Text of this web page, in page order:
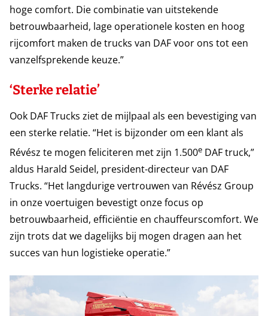
hoge comfort. Die combinatie van uitstekende
betrouwbaarheid, lage operationele kosten en hoog
rijcomfort maken de trucks van DAF voor ons tot een
vanzelfsprekende keuze.”
‘Sterke relatie’
Ook DAF Trucks ziet de mijlpaal als een bevestiging van
een sterke relatie. “Het is bijzonder om een klant als
Révész te mogen feliciteren met zijn 1.500e DAF truck,”
aldus Harald Seidel, president-directeur van DAF
Trucks. “Het langdurige vertrouwen van Révész Group
in onze voertuigen bevestigt onze focus op
betrouwbaarheid, efficiëntie en chauffeurscomfort. We
zijn trots dat we dagelijks bij mogen dragen aan het
succes van hun logistieke operatie.”